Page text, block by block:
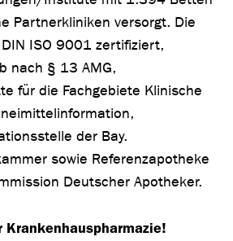
Partnerkliniken versorgt. Die
ISO 9001 zertifiziert,
nach § 13 AMG,
für die Fachgebiete Klinische
der Bay.
sowie Referenzapotheke
Deutscher Apotheker.
Krankenhauspharmazie!